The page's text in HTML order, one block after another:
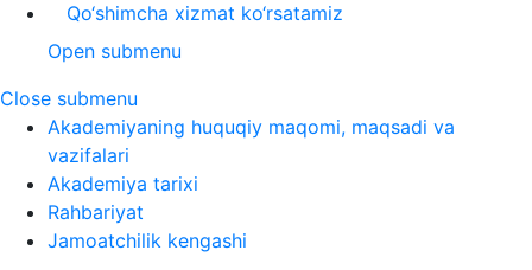
Qo‘shimcha xizmat ko‘rsatamiz
Open submenu
Close submenu
Akademiyaning huquqiy maqomi, maqsadi va
vazifalari
Akademiya tarixi
Rahbariyat
Jamoatchilik kengashi